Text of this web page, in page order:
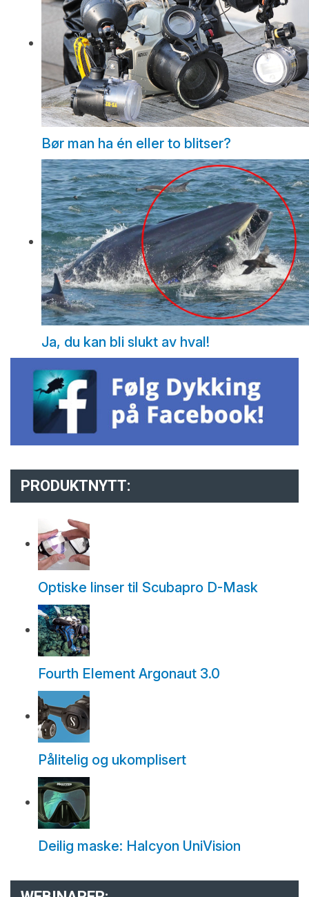
Bør man ha én eller to blitser?
Ja, du kan bli slukt av hval!
PRODUKTNYTT:
Optiske linser til Scubapro D-Mask
Fourth Element Argonaut 3.0
Pålitelig og ukomplisert
Deilig maske: Halcyon UniVision